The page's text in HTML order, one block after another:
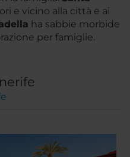
e vicino alla città e ai
ha sabbie morbide
per famiglie.